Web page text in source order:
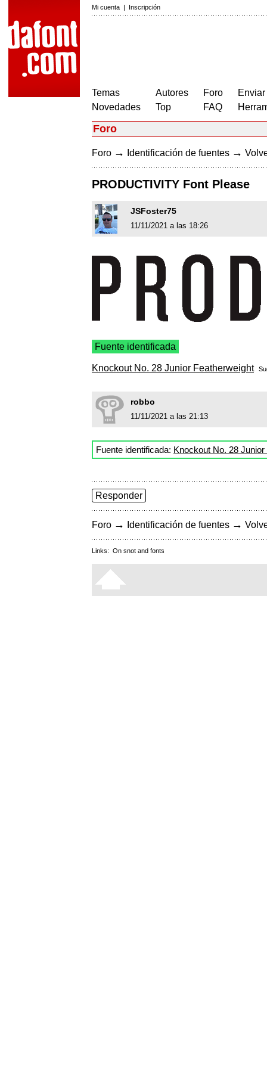
Mi cuenta | Inscripción
Temas
Novedades
Autores
Top
Foro
FAQ
Foro
Foro → Identificación de fuentes →
PRODUCTIVITY Font Please
JSFoster75
11/11/2021 a las 18:26
Fuente identificada
Knockout No. 28 Junior Featherweight
robbo
11/11/2021 a las 21:13
Fuente identificada: Knockout No. 28
Responder
Foro → Identificación de fuentes →
Links: On snot and fonts